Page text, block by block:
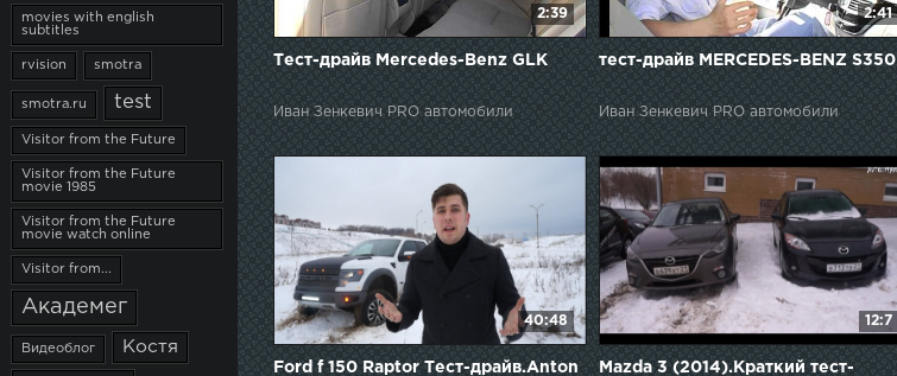
movies with english
subtitles
rvision smotra
smotra.ru test
Visitor from the Future
Visitor from the Future
movie 1985
Visitor from the Future
movie watch online
Visitor from...
Академег
Видеоблог Костя
2:39
Тест-драйв Mercedes-Benz GLK
Иван Зенкевич PRO автомобили
2:41
тест-драйв MERCEDES-BENZ S350
Иван Зенкевич PRO автомобили
40:48
Ford f 150 Raptor Тест-драйв.Anton
12:7
Mazda 3 (2014).Краткий тест-